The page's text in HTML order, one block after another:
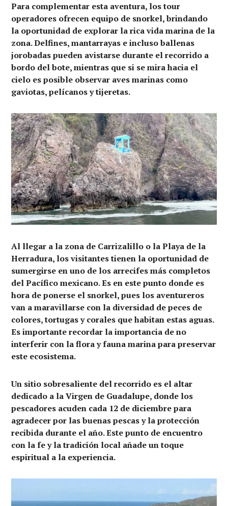
Para complementar esta aventura, los tour
operadores ofrecen equipo de snorkel, brindando
la oportunidad de explorar la rica vida marina de la
zona. Delfines, mantarrayas e incluso ballenas
jorobadas pueden avistarse durante el recorrido a
bordo del bote, mientras que si se mira hacia el
cielo es posible observar aves marinas como
gaviotas, pelícanos y tijeretas.
Al llegar a la zona de Carrizalillo o la Playa de la
Herradura, los visitantes tienen la oportunidad de
sumergirse en uno de los arrecifes más completos
del Pacífico mexicano. Es en este punto donde es
hora de ponerse el snorkel, pues los aventureros
van a maravillarse con la diversidad de peces de
colores, tortugas y corales que habitan estas aguas.
Es importante recordar la importancia de no
interferir con la flora y fauna marina para preservar
este ecosistema.
Un sitio sobresaliente del recorrido es el altar
dedicado a la Virgen de Guadalupe, donde los
pescadores acuden cada 12 de diciembre para
agradecer por las buenas pescas y la protección
recibida durante el año. Este punto de encuentro
con la fe y la tradición local añade un toque
espiritual a la experiencia.